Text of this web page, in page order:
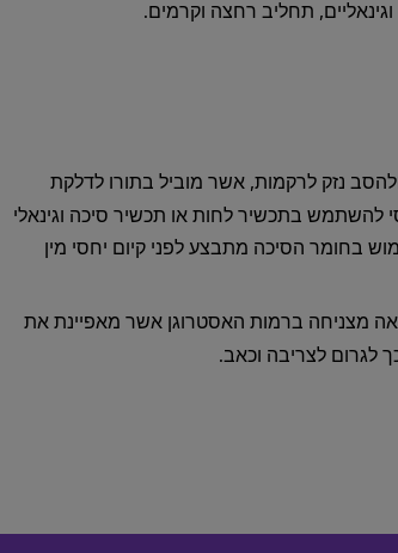
תחליב רחצה וקרמים.
נזק לרקמות, אשר מוביל בתורו לדלקת
להשתמש בתכשיר לחות או תכשיר סיכה וגינאלי
בחומר הסיכה מתבצע לפני קיום יחסי מין
מצניחה ברמות האסטרוגן אשר מאפיינת את
לגרום לצריבה וכאב.